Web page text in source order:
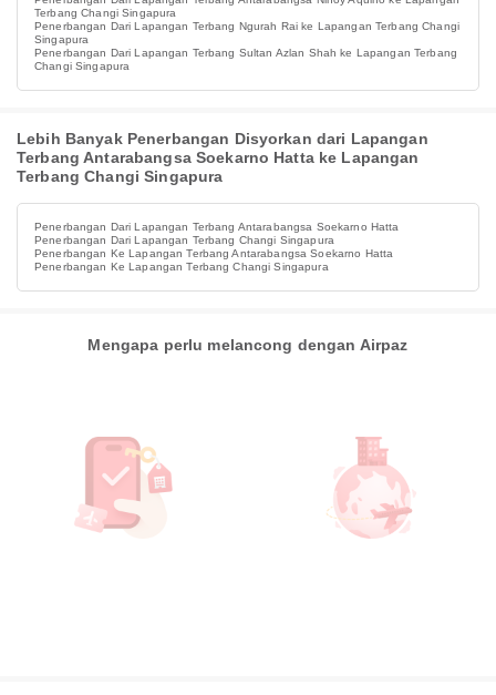
Terbang Changi Singapura
Penerbangan Dari Lapangan Terbang Ngurah Rai ke Lapangan Terbang Changi
Singapura
Penerbangan Dari Lapangan Terbang Sultan Azlan Shah ke Lapangan Terbang
Changi Singapura
Lebih Banyak Penerbangan Disyorkan dari Lapangan
Terbang Antarabangsa Soekarno Hatta ke Lapangan
Terbang Changi Singapura
Penerbangan Dari Lapangan Terbang Antarabangsa Soekarno Hatta
Penerbangan Dari Lapangan Terbang Changi Singapura
Penerbangan Ke Lapangan Terbang Antarabangsa Soekarno Hatta
Penerbangan Ke Lapangan Terbang Changi Singapura
Mengapa perlu melancong dengan Airpaz